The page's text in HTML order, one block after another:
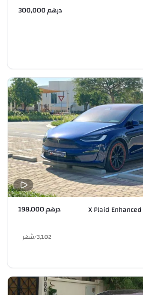
درهم 300,000
درهم 198,000
3,102
/شهر